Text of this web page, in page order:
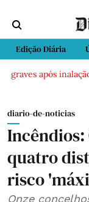
Edição Diária
após inalação
diario-de-noticias
Incêndios:
quatro
risco
Onze